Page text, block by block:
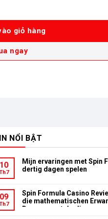
pin (28MM/BL) (40V Max) số
giỏ hàng
ngay
NỔI BẬT
10
Mijn ervaringen met Spin
dertig dagen spelen
09
Spin Formula Casino
die mathematischen
Bonusumsatzbedingungen